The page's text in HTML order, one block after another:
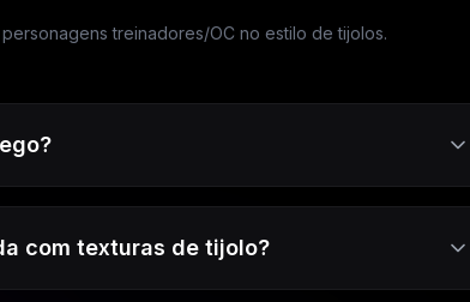
treinadores/OC no estilo de tijolos.
com texturas de tijolo?